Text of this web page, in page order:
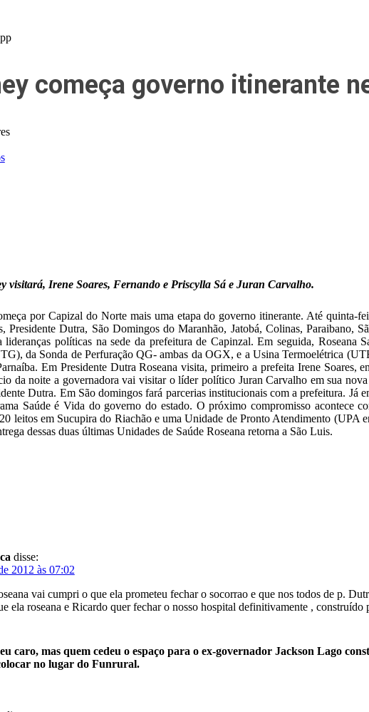
começa governo itinerante
visitará, Irene Soares, Fernando e Priscylla Sá e Juran Carvalho.
por Capizal do Norte mais uma etapa do governo itinerante. Até
Presidente Dutra, São Domingos do Maranhão, Jatobá, Colinas, Paraibano,
lideranças políticas na sede da prefeitura de Capinzal. Em seguida,
da Sonda de Perfuração QG- ambas da OGX, e a Usina Termoelétrica
Em Presidente Dutra Roseana visita, primeiro a prefeita Irene Soares,
da noite a governadora vai visitar o líder político Juran Carvalho em sua
Dutra. Em São domingos fará parcerias institucionais com a prefeitura.
Saúde é Vida do governo do estado. O próximo compromisso acontece
leitos em Sucupira do Riachão e uma Unidade de Pronto Atendimento (UPA
dessas duas últimas Unidades de Saúde Roseana retorna a São Luis.
disse:
2012 às 07:02
vai cumpri o que ela prometeu fechar o socorrao e que nos todos de p.
ela roseana e Ricardo quer fechar o nosso hospital definitivamente ,
caro, mas quem cedeu o espaço para o ex-governador Jackson Lago
no lugar do Funrural.